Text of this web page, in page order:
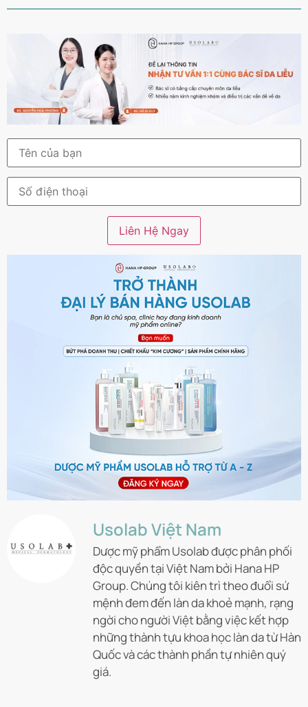
Usolab Việt Nam
Dược mỹ phẩm Usolab được phân phối
độc quyền tại Việt Nam bởi Hana HP
Group. Chúng tôi kiên trì theo đuổi sứ
mệnh đem đến làn da khoẻ mạnh, rạng
ngời cho người Việt bằng việc kết hợp
những thành tựu khoa học làn da từ Hàn
Quốc và các thành phần tự nhiên quý
giá.